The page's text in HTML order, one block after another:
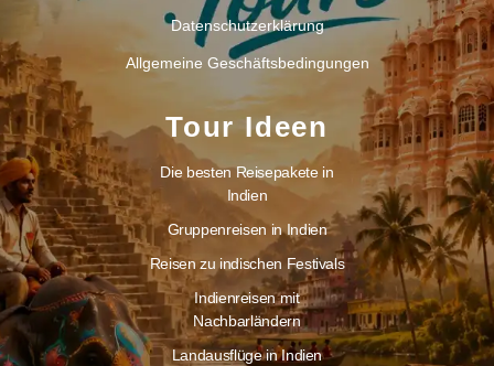
Datenschutzerklärung
Allgemeine Geschäftsbedingungen
Tour Ideen
Die besten Reisepakete in
Indien
Gruppenreisen in Indien
Reisen zu indischen Festivals
Indienreisen mit
Nachbarländern
Landausflüge in Indien